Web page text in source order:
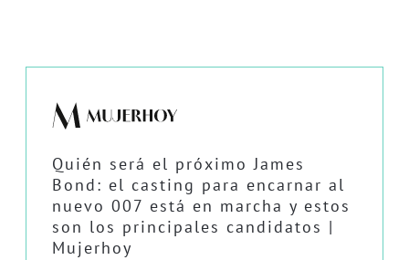
Quién será el próximo James
Bond: el casting para encarnar al
nuevo 007 está en marcha y estos
son los principales candidatos |
Mujerhoy